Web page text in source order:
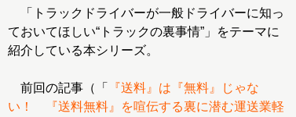
「トラックドライバーが一般ドライバーに知っ
ておいてほしい“トラックの裏事情”」をテーマに
紹介している本シリーズ。
前回の記事（「
『送料』は『無料』じゃな
い！ 『送料無料』を喧伝する裏に潜む運送業軽